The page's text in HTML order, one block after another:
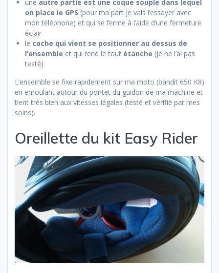
une autre partie est une coque souple dans lequel
on place le GPS (pour ma part je vais l’essayer avec
mon téléphone) et qui se ferme à l’aide d’une fermeture
éclair
le cache qui vient se positionner au dessus de
l’ensemble et qui rend le tout étanche (je ne l’ai pas
testé).
L’ensemble se fixe rapidement sur ma moto (bandit 650 K8)
en enroulant autour du pontet du guidon de ma machine et
tient très bien aux vitesses légales (testé et vérifié par mes
soins).
Oreillette du kit Easy Rider